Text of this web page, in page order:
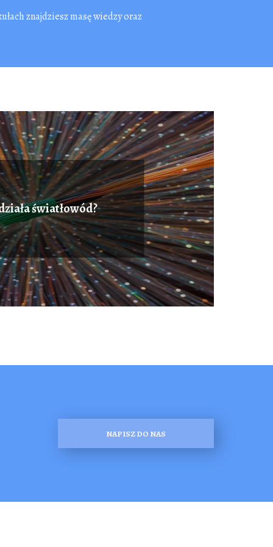
znajdziesz masę wiedzy oraz
światłowód?
NAPISZ DO NAS